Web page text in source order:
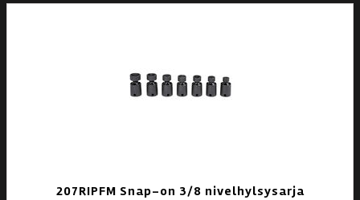
207RIPFM Snap-on 3/8 nivelhylsysarja